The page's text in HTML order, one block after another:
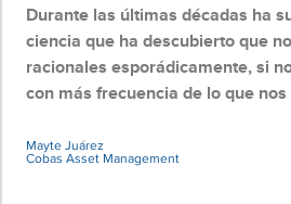
Durante las últimas décadas ha
ciencia que ha descubierto que
racionales esporádicamente, si
con más frecuencia de lo que
Mayte Juárez
Cobas Asset Management